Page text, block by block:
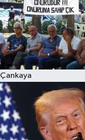
Çankaya
Yaşam-Çevre